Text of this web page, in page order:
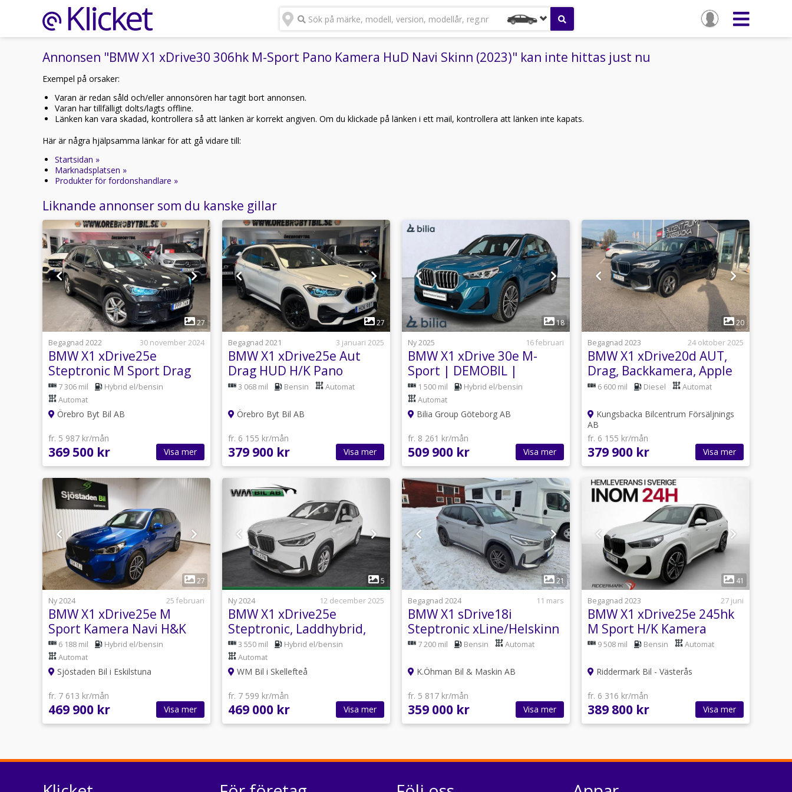
Sök på märke, modell, version, modellår, reg.nr
Annonsen "BMW X1 xDrive30 306hk M-Sport Pano Kamera HuD Navi Skinn (2023)" kan inte hittas just nu
Exempel på orsaker:
Varan är redan såld och/eller annonsören har tagit bort annonsen.
Varan har tillfälligt dolts/lagts offline.
Länken kan vara skadad, kontrollera så att länken är korrekt angiven. Om du klickade på länken i ett mail, kontrollera att länken inte kapats.
Här är några hjälpsamma länkar för att gå vidare till:
Startsidan »
Marknadsplatsen »
Produkter för fordonshandlare »
Liknande annonser som du kanske gillar
1
27
Begagnad 2022
30 november 2024
BMW X1 xDrive25e
Steptronic M Sport Drag
Gps HUD SE SPEC 220hk
7 306 mil
Hybrid el/bensin
Automat
Örebro Byt Bil AB
fr. 5 987 kr/mån
369 500 kr Visa mer
1
27
Begagnad 2021
3 januari 2025
BMW X1 xDrive25e Aut
Drag HUD H/K Pano
Keyless Gps SE SPEC
3 068 mil Bensin Automat
Örebro Byt Bil AB
fr. 6 155 kr/mån
379 900 kr Visa mer
1
18
Ny 2025
16 februari
BMW X1 xDrive 30e M-
Sport | DEMOBIL |
Backkamera | Drag | Akti
1 500 mil
Hybrid el/bensin
Automat
Bilia Group Göteborg AB
fr. 8 261 kr/mån
509 900 kr Visa mer
1
20
Begagnad 2023
24 oktober 2025
BMW X1 xDrive20d AUT,
Drag, Backkamera, Apple
Craplay,NAV
6 600 mil Diesel Automat
Kungsbacka Bilcentrum Försäljnings
AB
fr. 6 155 kr/mån
379 900 kr Visa mer
1
27
Ny 2024
25 februari
BMW X1 xDrive25e M
Sport Kamera Navi H&K
6 188 mil
Hybrid el/bensin
Automat
Sjöstaden Bil i Eskilstuna
fr. 7 613 kr/mån
469 900 kr Visa mer
1
5
Ny 2024
12 december 2025
BMW X1 xDrive25e
Steptronic, Laddhybrid,
drag, v-däck
3 550 mil
Hybrid el/bensin
Automat
WM Bil i Skellefteå
fr. 7 599 kr/mån
469 000 kr Visa mer
1
21
Begagnad 2024
11 mars
BMW X1 sDrive18i
Steptronic xLine/Helskinn
7 200 mil Bensin Automat
K.Öhman Bil & Maskin AB
fr. 5 817 kr/mån
359 000 kr Visa mer
1
41
Begagnad 2023
27 juni
BMW X1 xDrive25e 245hk
M Sport H/K Kamera
CarPlay Drag MOMS
9 508 mil Bensin Automat
Riddermark Bil - Västerås
fr. 6 316 kr/mån
389 800 kr Visa mer